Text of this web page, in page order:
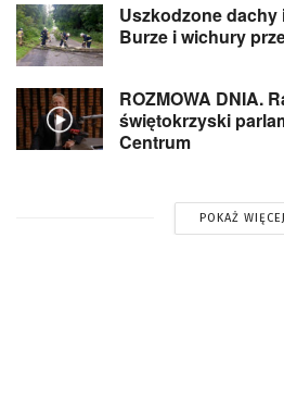
Uszkodzone dachy
Burze i wichury
ROZMOWA DNIA.
świętokrzyski
Centrum
POKAŻ WIĘCEJ